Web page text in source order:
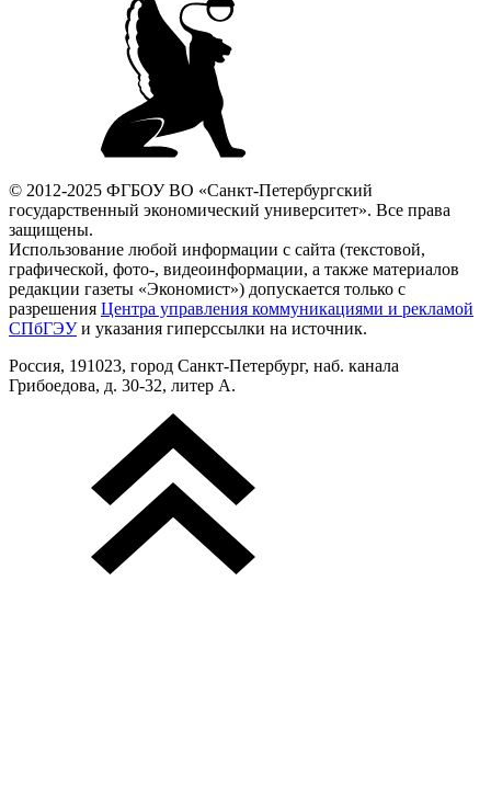
© 2012-2025 ФГБОУ ВО «Санкт-Петербургский
государственный экономический университет». Все права
защищены.
Использование любой информации с сайта (текстовой,
графической, фото-, видеоинформации, а также материалов
редакции газеты «Экономист») допускается только с
разрешения Центра управления коммуникациями и рекламой
СПбГЭУи указания гиперссылки на источник.
Россия, 191023, город Санкт-Петербург, наб. канала
Грибоедова, д. 30-32, литер А.